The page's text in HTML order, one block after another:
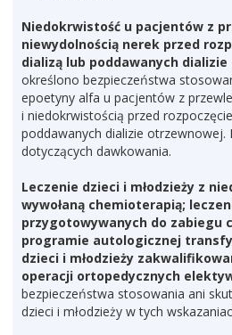
Niedokrwistość u pacjentów z
niewydolnością nerek przed
dializą lub poddawanych
określono bezpieczeństwa
epoetyny alfa u pacjentów z
i niedokrwistością przed
poddawanych dializie otrzewnowej.
dotyczących dawkowania.
Leczenie dzieci i młodzieży z
wywołaną chemioterapią;
przygotowywanych do zabiegu
programie autologicznej
dzieci i młodzieży
operacji ortopedycznych
bezpieczeństwa stosowania ani
dzieci i młodzieży w tych